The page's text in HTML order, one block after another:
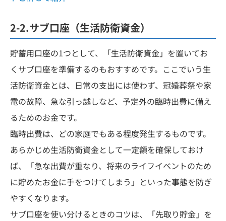
2-2.サブ口座（生活防衛資金）
貯蓄用口座の1つとして、「生活防衛資金」を置いてお
くサブ口座を準備するのもおすすめです。ここでいう生
活防衛資金とは、日常の支出には使わず、冠婚葬祭や家
電の故障、急な引っ越しなど、予定外の臨時出費に備え
るためのお金です。
臨時出費は、どの家庭でもある程度発生するものです。
あらかじめ生活防衛資金として一定額を確保しておけ
ば、「急な出費が重なり、将来のライフイベントのため
に貯めたお金に手をつけてしまう」といった事態を防ぎ
やすくなります。
サブ口座を使い分けるときのコツは、「先取り貯金」を